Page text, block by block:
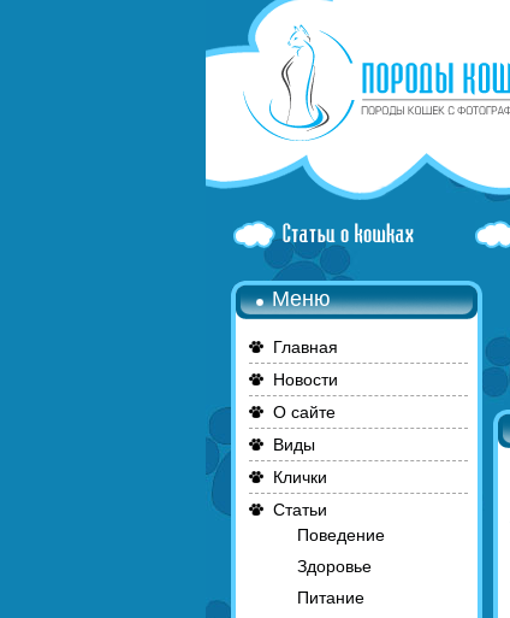
Меню
Главная
Новости
О сайте
Виды
Клички
Статьи
Поведение
Здоровье
Питание